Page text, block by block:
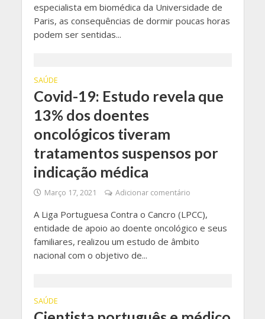
especialista em biomédica da Universidade de
Paris, as consequências de dormir poucas horas
podem ser sentidas...
SAÚDE
Covid-19: Estudo revela que
13% dos doentes
oncológicos tiveram
tratamentos suspensos por
indicação médica
Março 17, 2021 Adicionar comentário
A Liga Portuguesa Contra o Cancro (LPCC),
entidade de apoio ao doente oncológico e seus
familiares, realizou um estudo de âmbito
nacional com o objetivo de...
SAÚDE